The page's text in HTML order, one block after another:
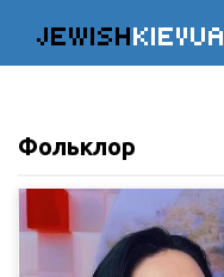
JEWISHKIEVUA
Фольклор